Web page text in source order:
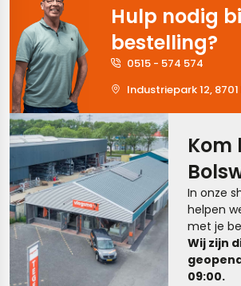
Kom
In onze
helpen
met je
Wij zijn
09:00.
Hulp nodig
bestelling?
0515 - 574 574
Industriepark 12,